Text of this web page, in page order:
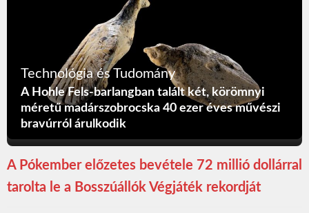
Technológia és Tudomány
A Hohle Fels-barlangban talált két, körömnyi
méretű madárszobrocska 40 ezer éves művészi
bravúrról árulkodik
A Pókember előzetes bevétele 72 millió dollárral
tarolta le a Bosszúállók Végjáték rekordját